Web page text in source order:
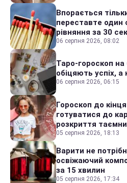
Впорається
переставте один
рівняння за 30
06 серпня 2026, 08:02
Таро-гороскоп
обіцяють успіх,
06 серпня 2026, 06:15
Гороскоп до
готуватися до
розкриття
05 серпня 2026, 18:13
Варити не
освіжаючий
за 15 хвилин
05 серпня 2026, 17:34